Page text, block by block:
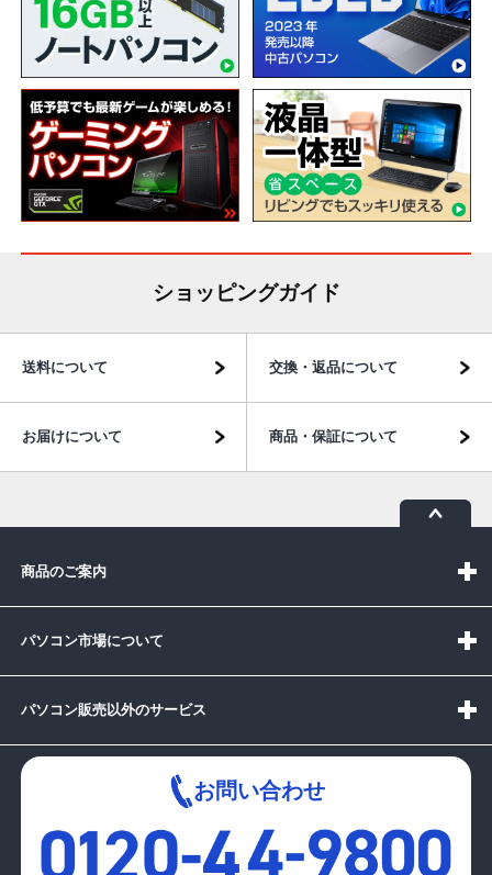
ショッピングガイド
送料について 交換・返品について
お届けについて 商品・保証について
商品のご案内
パソコン市場について
パソコン販売以外のサービス
お問い合わせ